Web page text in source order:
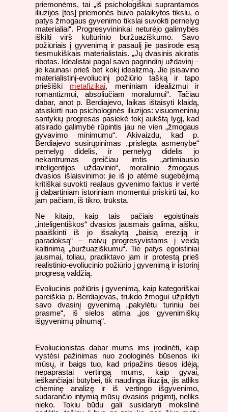
priemonėms, tai „iš psichologiškai suprantamos
iliuzijos [tos] priemonės buvo palaikytos tikslu, o
patys žmogaus gyvenimo tikslai suvokti pernelyg
materialiai“. Progresyvininkai neturėjo galimybės
iškilti virš kultūrinio buržuaziškumo. Savo
požiūriais į gyvenimą ir pasaulį jie pasirodė esą
tiesmukiškais materialistais. „Jų dvasinis akiratis
ribotas. Idealistai pagal savo pagrindinį uždavinį –
jie kaunasi prieš bet kokį idealizmą. Jie įsisavino
materialistinį-evoliucinį požiūrio tašką ir tapo
priešiški metafizikai, meniniam idealizmui ir
romantizmui, absoliučiam moralumui“. Tačiau
dabar, anot p. Berdiajevo, laikas ištaisyti klaidą,
atsiskirti nuo psichologinės iliuzijos: visuomeninių
santykių progresas pasiekė tokį aukštą lygį, kad
atsirado galimybė rūpintis jau ne vien „žmogaus
gyvavimo minimumu“. Akivaizdu, kad p.
Berdiajevo susirųpinimas „prislėgta asmenybe“
pernelyg didelis, ir pernelyg didelis jo
nekantrumas greičiau imtis „artimiausio
inteligentijos uždavinio“, moralinio žmogaus
dvasios išlaisvinimo: jie iš jo atėmė sugebėjimą
kritiškai suvokti realaus gyvenimo faktus ir vertė
jį dabartiniam istoriniam momentui priskirti tai, ko
jam pačiam, iš tikro, trūksta.
Ne kitaip, kaip tais pačiais egoistinais
„inteligentiškos“ dvasios jausmais galima, aišku,
paaiškinti iš jo išsakytą „baisią ereziją ir
paradoksą“ – naivų progresyvistams į veidą
kaltinimą „buržuaziškumu“. Tie patys egoistiniai
jausmai, toliau, pradiktavo jam ir protestą prieš
realistinio-evoliucinio požiūrio į gyvenimą ir istorinį
progresą valdžią.
Evoliucinis požiūris į gyvenimą, kaip kategoriškai
pareiškia p. Berdiajevas, trukdo žmogui užpildyti
savo dvasinį gyvenimą „pakylėtu turiniu bei
prasme“, iš sielos atima „jos gyvenimiškų
išgyvenimų pilnumą“.
Evoliucionistas dabar mums ims įrodinėti, kaip
vystėsi pažinimas nuo zoologinės būsenos iki
mūsų, ir baigs tuo, kad pripažins tiesos idėją,
nepaprastai vertingą mums, kaip gyvai,
ieškančiajai būtybei, tik naudinga iliuzija, jis atliks
cheminę analizę ir iš vertingo išgyvenimo,
sudarančio intymią mūsų dvasios prigimtį, neliks
nieko. Tokiu būdu gali susidaryti mokslinė